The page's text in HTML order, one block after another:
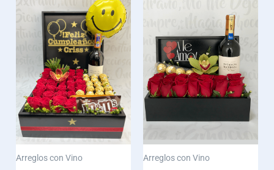
Arreglos con Vino Arreglos con Vino